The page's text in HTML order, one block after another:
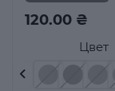
Цвет
120.00 ₴